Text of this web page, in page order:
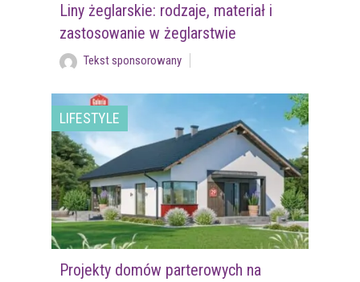
Liny żeglarskie: rodzaje, materiał i
zastosowanie w żeglarstwie
Tekst sponsorowany
LIFESTYLE
Projekty domów parterowych na